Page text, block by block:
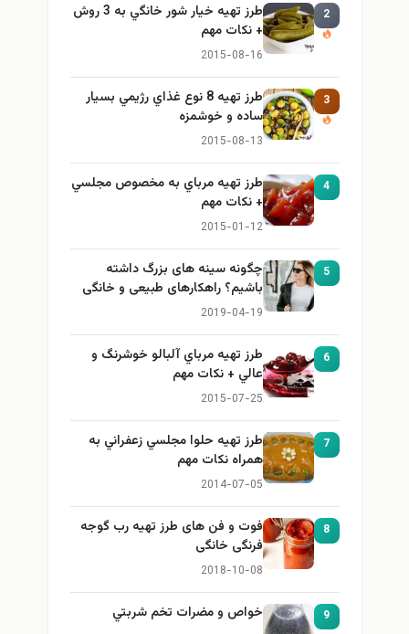
2
طرز تهيه خیار شور خانگي به 3 روش
+ نكات مهم
2015-08-16
3
طرز تهيه 8 نوع غذاي رژيمي بسيار
ساده و خوشمزه
2015-08-13
4
طرز تهيه مرباي به مخصوص مجلسي
+ نكات مهم
2015-01-12
5
چگونه سینه های بزرگ داشته
باشیم؟ راهکارهای طبیعی و خانگی
برای بزرگ کردن سینه
2019-04-19
6
طرز تهيه مرباي آلبالو خوشرنگ و
عالي + نكات مهم
2015-07-25
7
طرز تهيه حلوا مجلسي زعفراني به
همراه نكات مهم
2014-07-05
8
فوت و فن های طرز تهیه رب گوجه
فرنگی خانگی
2018-10-08
9 خواص و مضرات تخم شربتي